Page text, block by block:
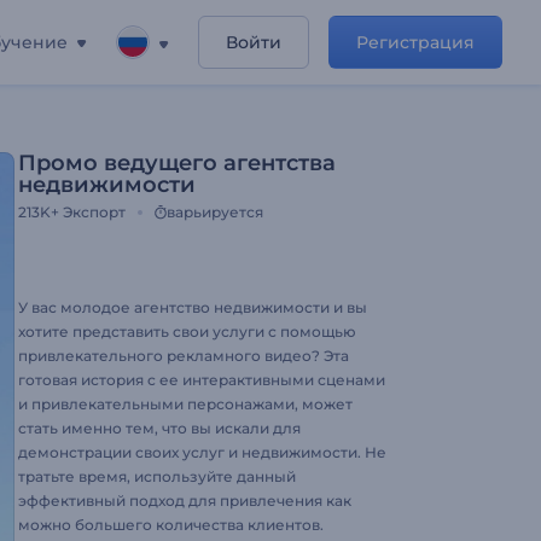
Войти Регистрация
Промо ведущего агентства
недвижимости
213K+ Экспорт варьируется
У вас молодое агентство недвижимости и вы
хотите представить свои услуги с помощью
привлекательного рекламного видео? Эта
готовая история с ее интерактивными сценами
и привлекательными персонажами, может
стать именно тем, что вы искали для
демонстрации своих услуг и недвижимости. Не
тратьте время, используйте данный
эффективный подход для привлечения как
можно большего количества клиентов.